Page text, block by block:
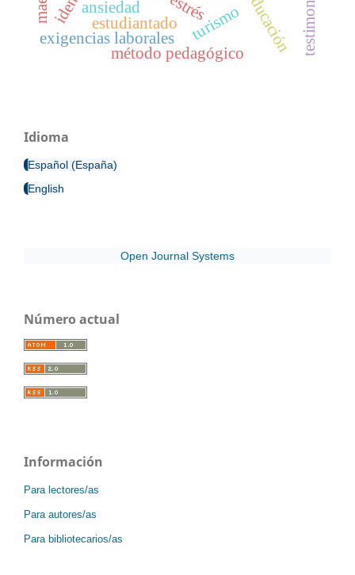
estrés
ansiedad
exigencias laborales
método pedagógico
turismo educación
estudiantado testimonio
Idioma
Español (España)
English
Open Journal Systems
Número actual
Información
Para lectores/as
Para autores/as
Para bibliotecarios/as